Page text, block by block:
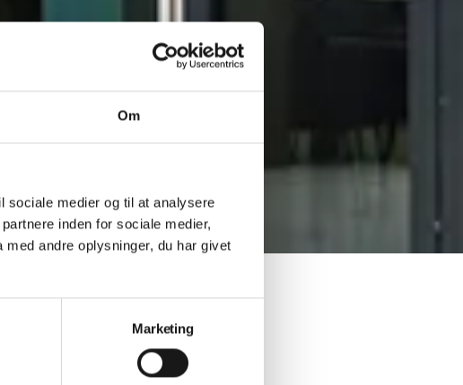
Om
sociale medier og til at analysere
inden for sociale medier,
andre oplysninger, du har givet
Marketing
Arne Andersen Vrå
Forskerpark